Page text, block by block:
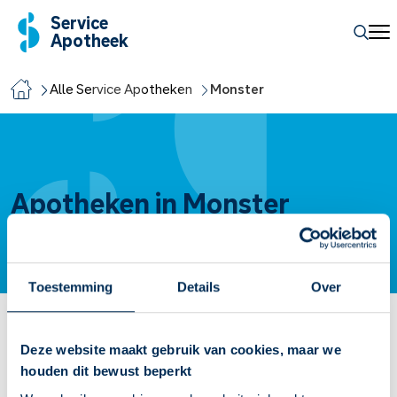
Toestemming Details Over
Deze website maakt gebruik van cookies, maar we
houden dit bewust beperkt
Service
Apotheek
Alle Service Apotheken Monster
Apotheken in Monster
Service Apotheek Monster
Molenweg 472681 REMonster